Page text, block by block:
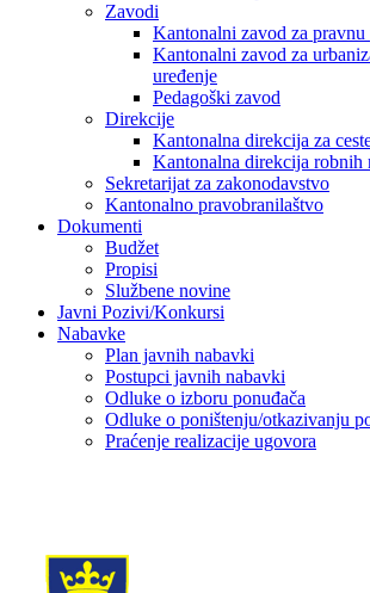
Zavodi
Kantonalni zavod za pravnu
Kantonalni zavod za
uređenje
Pedagoški zavod
Direkcije
Kantonalna direkcija za
Kantonalna direkcija robnih
Sekretarijat za zakonodavstvo
Kantonalno pravobranilaštvo
Dokumenti
Budžet
Propisi
Službene novine
Javni Pozivi/Konkursi
Nabavke
Plan javnih nabavki
Postupci javnih nabavki
Odluke o izboru ponuđača
Odluke o poništenju/otkazivanju
Praćenje realizacije ugovora